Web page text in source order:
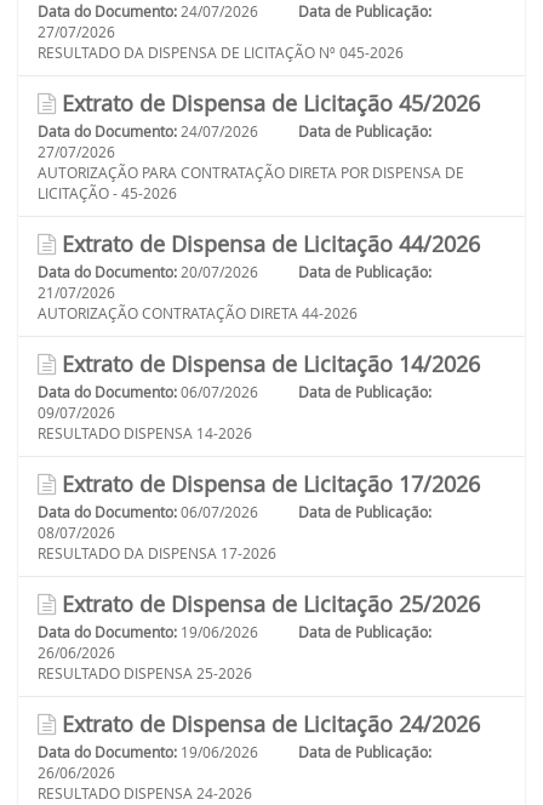
Data do Documento: 24/07/2026
Data de Publicação:
27/07/2026
RESULTADO DA DISPENSA DE LICITAÇÃO Nº 045-2026
Extrato de Dispensa de Licitação 45/2026
Data do Documento: 24/07/2026
Data de Publicação:
27/07/2026
AUTORIZAÇÃO PARA CONTRATAÇÃO DIRETA POR DISPENSA DE
LICITAÇÃO - 45-2026
Extrato de Dispensa de Licitação 44/2026
Data do Documento: 20/07/2026
Data de Publicação:
21/07/2026
AUTORIZAÇÃO CONTRATAÇÃO DIRETA 44-2026
Extrato de Dispensa de Licitação 14/2026
Data do Documento: 06/07/2026
Data de Publicação:
09/07/2026
RESULTADO DISPENSA 14-2026
Extrato de Dispensa de Licitação 17/2026
Data do Documento: 06/07/2026
Data de Publicação:
08/07/2026
RESULTADO DA DISPENSA 17-2026
Extrato de Dispensa de Licitação 25/2026
Data do Documento: 19/06/2026
Data de Publicação:
26/06/2026
RESULTADO DISPENSA 25-2026
Extrato de Dispensa de Licitação 24/2026
Data do Documento: 19/06/2026
Data de Publicação:
26/06/2026
RESULTADO DISPENSA 24-2026